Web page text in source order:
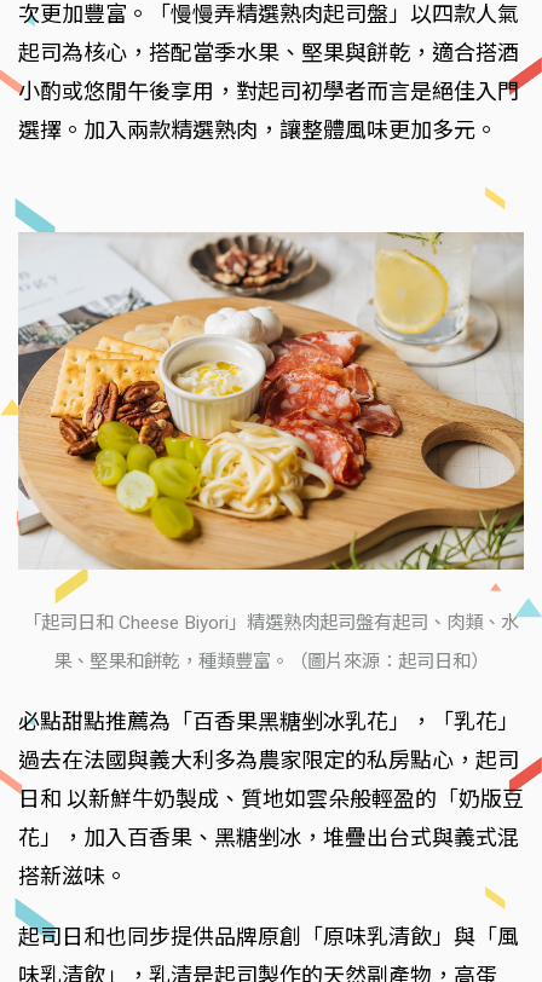
次更加豐富。「慢慢弄精選熟肉起司盤」以四款人氣
起司為核心，搭配當季水果、堅果與餅乾，適合搭酒
小酌或悠閒午後享用，對起司初學者而言是絕佳入門
選擇。加入兩款精選熟肉，讓整體風味更加多元。
「起司日和 Cheese Biyori」精選熟肉起司盤有起司、肉類、水
果、堅果和餅乾，種類豐富。（圖片來源：起司日和）
必點甜點推薦為「百香果黑糖剉冰乳花」，「乳花」
過去在法國與義大利多為農家限定的私房點心，起司
日和 以新鮮牛奶製成、質地如雲朵般輕盈的「奶版豆
花」，加入百香果、黑糖剉冰，堆疊出台式與義式混
搭新滋味。
起司日和也同步提供品牌原創「原味乳清飲」與「風
味乳清飲」，乳清是起司製作的天然副產物，高蛋